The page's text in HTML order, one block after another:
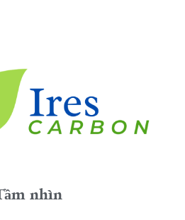
nhìn